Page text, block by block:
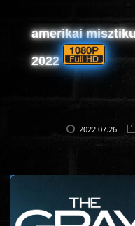
KALAND
FANTASY
amerikai
2022
2022.07.26